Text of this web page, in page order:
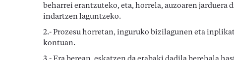
beharrei erantzuteko, eta, horrela, auzoaren
indartzen laguntzeko.
2.- Prozesu horretan, inguruko bizilagunen eta
kontuan.